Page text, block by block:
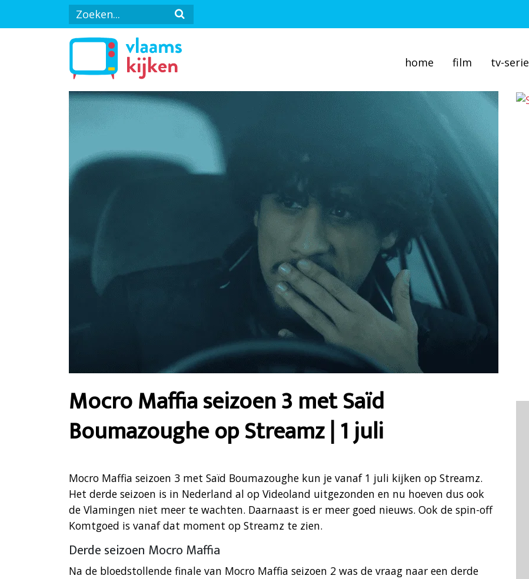
home film tv-serie
Mocro Maffia seizoen 3 met Saïd
Boumazoughe op Streamz | 1 juli
Mocro Maffia seizoen 3 met Saïd Boumazoughe kun je vanaf 1 juli kijken op Streamz.
Het derde seizoen is in Nederland al op Videoland uitgezonden en nu hoeven dus ook
de Vlamingen niet meer te wachten. Daarnaast is er meer goed nieuws. Ook de spin-off
Komtgoed is vanaf dat moment op Streamz te zien.
Derde seizoen Mocro Maffia
Na de bloedstollende finale van Mocro Maffia seizoen 2 was de vraag naar een derde